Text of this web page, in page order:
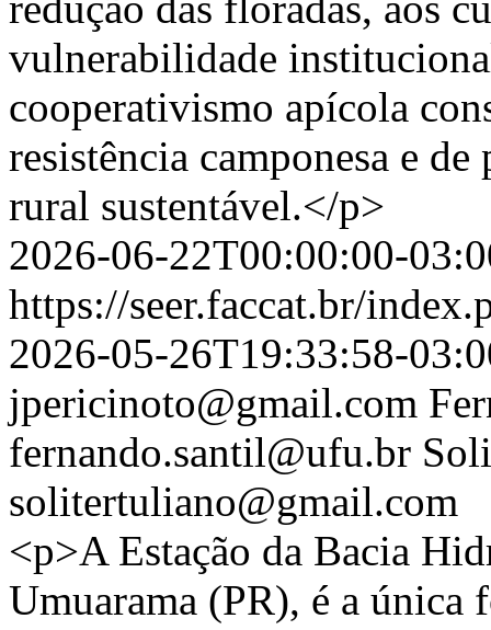
vulnerabilidade
cooperativismo apícola
resistência camponesa e
rural sustentável.</p>
2026-06-22T00:00:00-
https://seer.faccat.br/
2026-05-26T19:33:58-
jpericinoto@gmail.com
fernando.santil@ufu.br
solitertuliano@gmail.com
<p>A Estação da Bacia
Umuarama (PR), é a única